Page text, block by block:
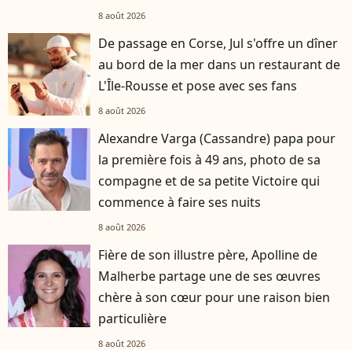
8 août 2026
De passage en Corse, Jul s'offre un dîner
au bord de la mer dans un restaurant de
L'Île-Rousse et pose avec ses fans
8 août 2026
Alexandre Varga (Cassandre) papa pour
la première fois à 49 ans, photo de sa
compagne et de sa petite Victoire qui
commence à faire ses nuits
8 août 2026
Fière de son illustre père, Apolline de
Malherbe partage une de ses œuvres
chère à son cœur pour une raison bien
particulière
8 août 2026